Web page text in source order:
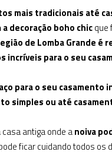
mais tradicionais até
decoração boho chicque
de Lomba Grande é
incríveis para o seu
para o seu casamento
simples ou até
antiga onde anoiva
ficar cuidando todos os